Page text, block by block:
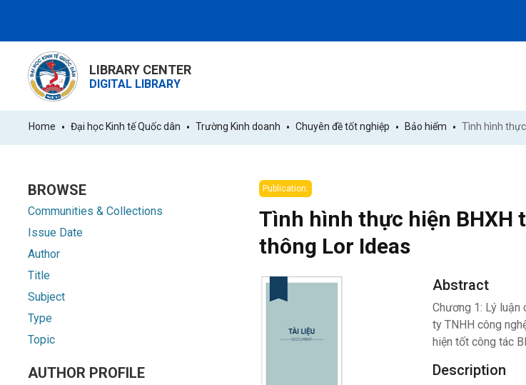
LIBRARY CENTER
DIGITAL LIBRARY
Home Đại học Kinh tế Quốc dân Trường Kinh doanh Chuyên đề tốt nghiệp Bảo hiểm
BROWSE
Communities & Collections
Issue Date
Author
Title
Subject
Type
Topic
AUTHOR PROFILE
Publication:
Tình hình thực hiện BHXH
thông Lor Ideas
Abstract
Chương 1: Lý luận
ty TNHH công
hiện tốt công tác
Description